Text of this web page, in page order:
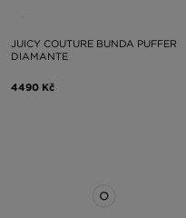
JUICY COUTURE BUNDA PUFFER
DIAMANTE
4490 Kč